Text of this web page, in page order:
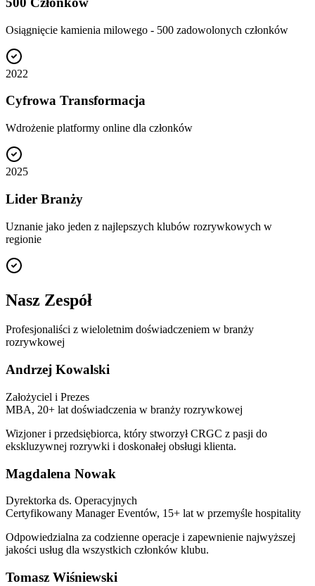
Osiągnięcie kamienia milowego - 500 zadowolonych członków
2022
Cyfrowa Transformacja
Wdrożenie platformy online dla członków
2025
Lider Branży
Uznanie jako jeden z najlepszych klubów rozrywkowych w
regionie
Nasz Zespół
Profesjonaliści z wieloletnim doświadczeniem w branży
rozrywkowej
Andrzej Kowalski
Założyciel i Prezes
MBA, 20+ lat doświadczenia w branży rozrywkowej
Wizjoner i przedsiębiorca, który stworzył CRGC z pasji do
ekskluzywnej rozrywki i doskonałej obsługi klienta.
Magdalena Nowak
Dyrektorka ds. Operacyjnych
Certyfikowany Manager Eventów, 15+ lat w przemyśle hospitality
Odpowiedzialna za codzienne operacje i zapewnienie najwyższej
jakości usług dla wszystkich członków klubu.
Tomasz Wiśniewski